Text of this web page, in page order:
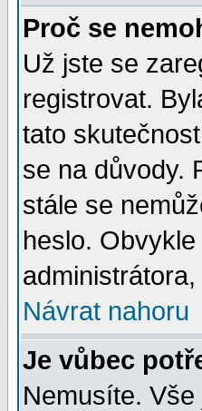
Proč se
Už jste se
registrovat.
tato
se na důvody.
stále se
heslo.
Návrat nahoru
Je vůbec
Nemusíte.